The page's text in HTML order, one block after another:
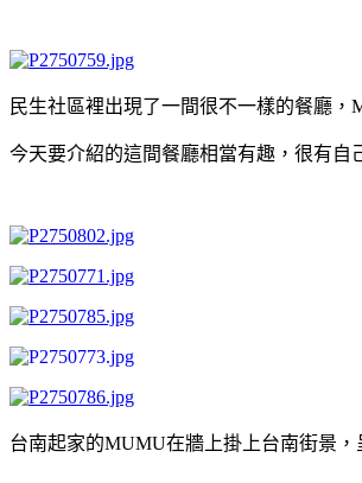
民生社區裡出現了一間很不一樣的餐廳
今天要介紹的這間餐廳相當有趣，很有自
台南起家的MUMU在牆上掛上台南街景，